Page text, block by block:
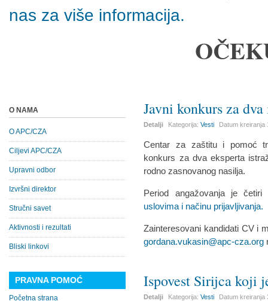
nas za više informacija.
Javni konkurs za
Detalji Kategorija:Vesti Datum kreiranja
Centar za zaštitu i pomoć
konkurs za dva eksperta
rodno zasnovanog nasilja.
Period angažovanja je
uslovima i načinu prijavljivanja.
Zainteresovani kandidati CV i
gordana.vukasin@apc-cza.org
Ispovest Sirijca koji
Detalji Kategorija:Vesti Datum kreiranja
O NAMA
O APC/CZA
Ciljevi APC/CZA
Upravni odbor
Izvršni direktor
Stručni savet
Aktivnosti i rezultati
Bliski linkovi
PRAVNA POMOĆ
Početna strana